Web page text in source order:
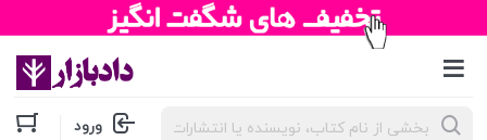
جستجوی
محصولات ورود